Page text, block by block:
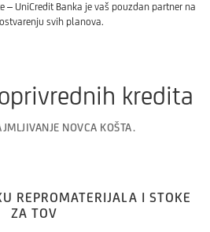
UniCredit Banka je vaš pouzdan partner na
svih planova.
kredita
NOVCA KOŠTA.
REPROMATERIJALA I STOKE
ZA TOV